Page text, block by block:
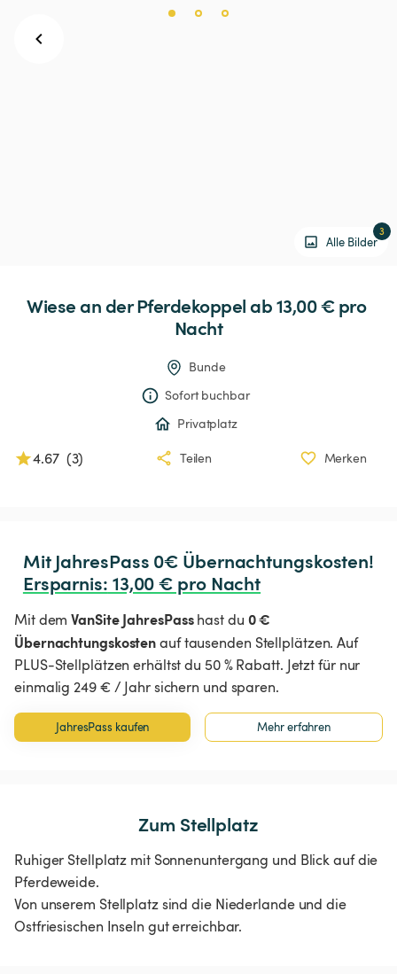
Alle Bilder
3
WieseanderPferdekoppel ab 13,00 € pro
Nacht
Bunde
Sofort buchbar
Privatplatz
4.67 (3) Teilen Merken
Ersparnis: 13,00 € pro Nacht
Mit demVanSite JahresPasshast du 0 €
Übernachtungskostenauf tausenden Stellplätzen. Auf
PLUS-Stellplätzen erhältst du 50 % Rabatt. Jetzt für nur
einmalig 249 € / Jahr sichern und sparen.
JahresPass kaufen Mehr erfahren
Zum Stellplatz
Ruhiger Stellplatz mit Sonnenuntergang und Blick auf die
Pferdeweide.
Von unserem Stellplatz sind die Niederlande und die
Ostfriesischen Inseln gut erreichbar.